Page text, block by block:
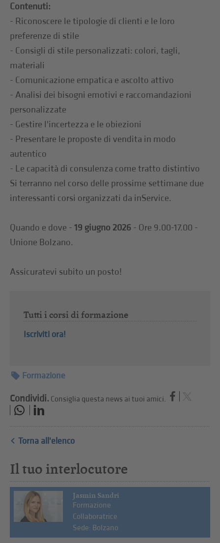
Contenuti:
- Riconoscere le tipologie di clienti e le loro
preferenze di stile
- Consigli di stile personalizzati: colori, tagli,
materiali
- Comunicazione empatica e ascolto attivo
- Analisi dei bisogni emotivi e raccomandazioni
personalizzate
- Gestire l'incertezza e le obiezioni
- Presentare le proposte di vendita in modo
autentico
- Le capacità di consulenza come tratto distintivo
Si terranno nel corso delle prossime settimane due
interessanti corsi organizzati da inService.
Quando e dove -19 giugno 2026 - Ore 9.00-17.00 -
Unione Bolzano.
Assicuratevi subito un posto!
Tutti i corsi di formazione
Iscriviti ora!
Formazione
Condividi. Consiglia questa news ai tuoi amici.
Torna all'elenco
Il tuo interlocutore
Jasmin Sandri
Formazione
Collaboratrice
Sede: Bolzano